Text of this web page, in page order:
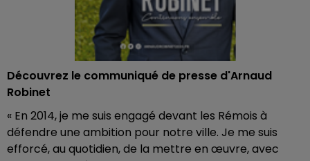
Découvrez le communiqué de presse d'Arnaud
Robinet
« En 2014, je me suis engagé devant les Rémois à
défendre une ambition pour notre ville. Je me suis
efforcé, au quotidien, de la mettre en œuvre, avec